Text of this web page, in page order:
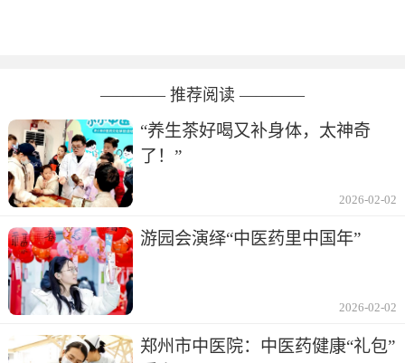
———— 推荐阅读 ————
“养生茶好喝又补身体，太神奇
了！”
2026-02-02
游园会演绎“中医药里中国年”
2026-02-02
郑州市中医院：中医药健康“礼包”